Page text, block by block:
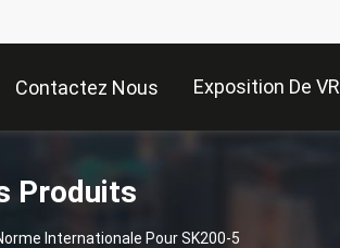
Contactez Nous Exposition De VR
Produits
Internationale Pour SK200-5